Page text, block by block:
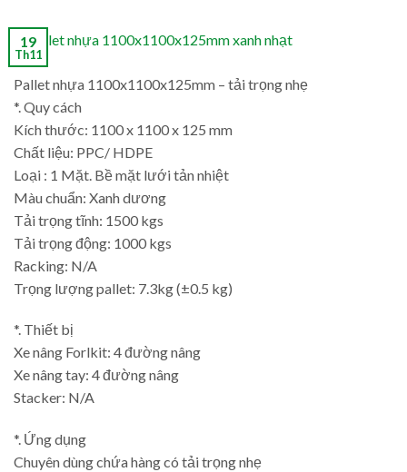
19
Th11
Pallet nhựa 1100x1100x125mm – tải trọng nhẹ
*. Quy cách
Kích thước: 1100 x 1100 x 125 mm
Chất liệu: PPC/ HDPE
Loại : 1 Mặt. Bề mặt lưới tản nhiệt
Màu chuẩn: Xanh dương
Tải trọng tĩnh: 1500 kgs
Tải trọng động: 1000 kgs
Racking: N/A
Trọng lượng pallet: 7.3kg (±0.5 kg)
*. Thiết bị
Xe nâng Forlkit: 4 đường nâng
Xe nâng tay: 4 đường nâng
Stacker: N/A
*. Ứng dụng
Chuyên dùng chứa hàng có tải trọng nhẹ